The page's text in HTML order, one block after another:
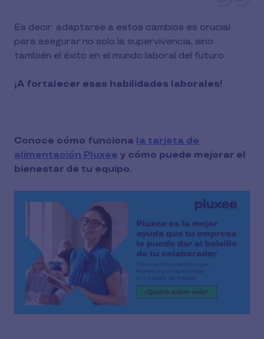
Es decir: adaptarse a estos cambios es crucial
para asegurar no solo la supervivencia, sino
también el éxito en el mundo laboral del futuro.
¡A fortalecer esas habilidades laborales!
Conoce cómo funciona la tarjeta de
alimentación Pluxee y cómo puede mejorar el
bienestar de tu equipo.